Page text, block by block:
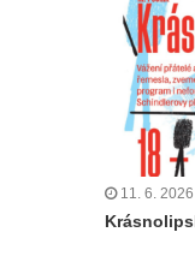
11. 6. 2026